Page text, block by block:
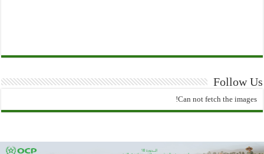
Follow Us
Can not fetch the images!